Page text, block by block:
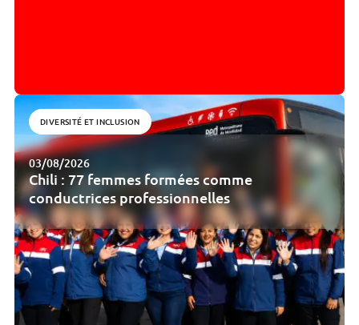
DIVERSITÉ ET INCLUSION
03/08/2026
Chili : 77 femmes formées comme
conductrices professionnelles